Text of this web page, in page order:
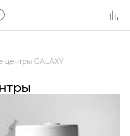
центры GALAXY
/ РОССИЯ